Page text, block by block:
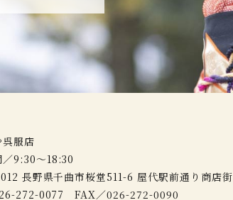
服店
9:30～18:30
長野県千曲市桜堂511-6 屋代駅前通り商店街
272-0077 FAX／026-272-0090